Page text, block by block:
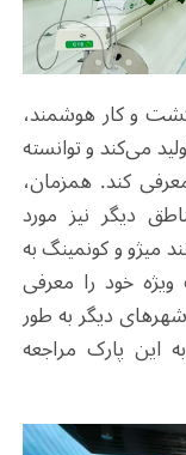
و کار هوشمند،
تولید می‌کند و توانسته
کند. همزمان،
دیگر نیز مورد
میژو و کونمینگ به
خود را معرفی
دیگر به طور
پارک مراجعه